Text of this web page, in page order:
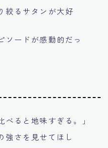
絞るサタンが大好
ソードが感動的だっ
べると地味すぎる。」
強さを見せてほし